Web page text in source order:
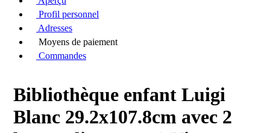
Profil personnel
Adresses
Moyens de paiement
Commandes
Bibliothèque enfant Luigi
Blanc 29.2x107.8cm avec 2